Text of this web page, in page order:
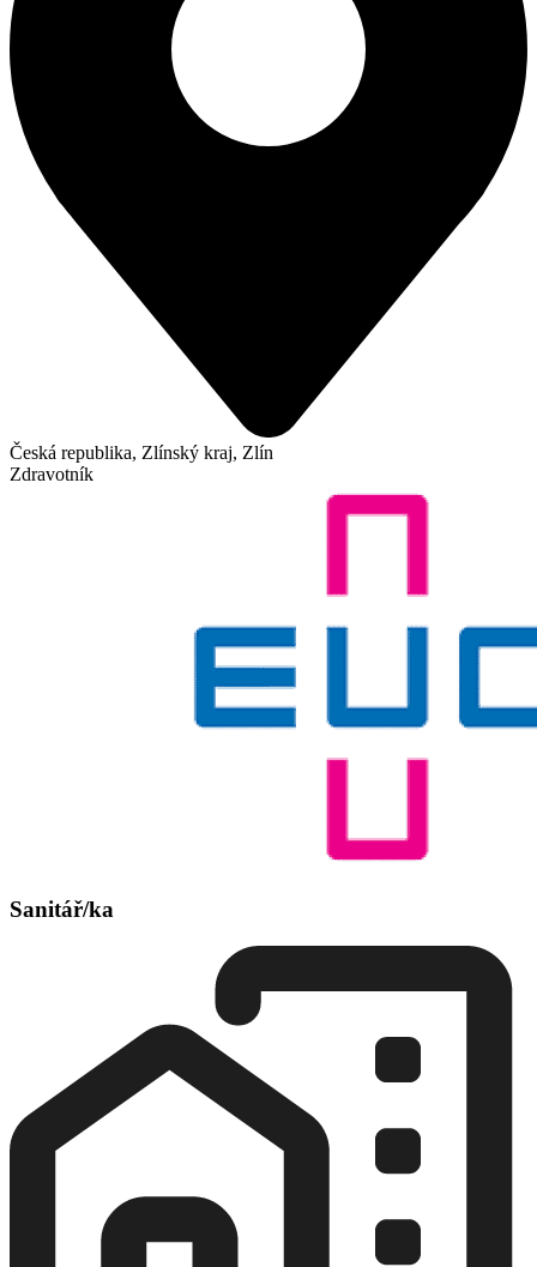
Česká republika, Zlínský kraj, Zlín
Zdravotník
Sanitář/ka